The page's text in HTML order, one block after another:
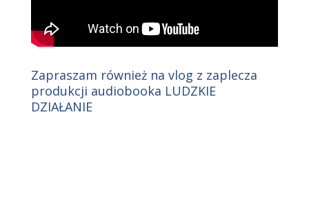
Zapraszam również na vlog z zaplecza
produkcji audiobooka LUDZKIE
DZIAŁANIE